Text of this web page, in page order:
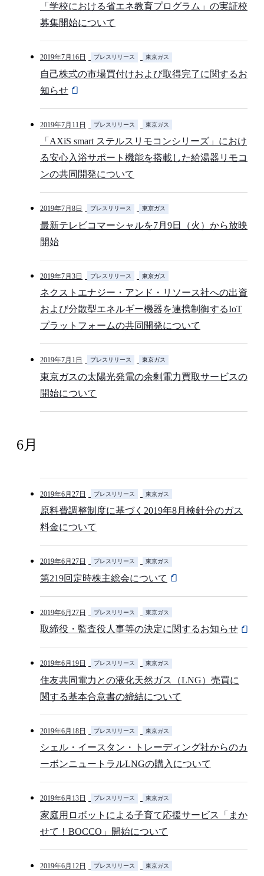
「学校における省エネ教育プログラム」の実証校
募集開始について
2019年7月16日 プレスリリース 東京ガス
自己株式の市場買付けおよび取得完了に関するお
知らせ
2019年7月11日 プレスリリース 東京ガス
「AXiS smart ステルスリモコンシリーズ」におけ
る安心入浴サポート機能を搭載した給湯器リモコ
ンの共同開発について
2019年7月8日 プレスリリース 東京ガス
最新テレビコマーシャルを7月9日（火）から放映
開始
2019年7月3日 プレスリリース 東京ガス
ネクストエナジー・アンド・リソース社への出資
および分散型エネルギー機器を連携制御するIoT
プラットフォームの共同開発について
2019年7月1日 プレスリリース 東京ガス
東京ガスの太陽光発電の余剰電力買取サービスの
開始について
6月
2019年6月27日 プレスリリース 東京ガス
原料費調整制度に基づく2019年8月検針分のガス
料金について
2019年6月27日 プレスリリース 東京ガス
第219回定時株主総会について
2019年6月27日 プレスリリース 東京ガス
取締役・監査役人事等の決定に関するお知らせ
2019年6月19日 プレスリリース 東京ガス
住友共同電力との液化天然ガス（LNG）売買に
関する基本合意書の締結について
2019年6月18日 プレスリリース 東京ガス
シェル・イースタン・トレーディング社からのカ
ーボンニュートラルLNGの購入について
2019年6月13日 プレスリリース 東京ガス
家庭用ロボットによる子育て応援サービス「まか
せて！BOCCO」開始について
2019年6月12日 プレスリリース 東京ガス